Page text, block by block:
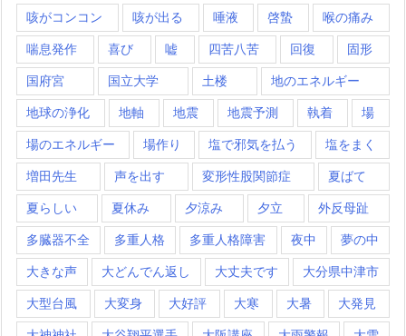
咳がコンコン 咳が出る 唾液 啓蟄 喉の痛み
喘息発作 喜び 嘘 四苦八苦 回復 固形
国府宮 国立大学 土楼 地のエネルギー
地球の浄化 地軸 地震 地震予測 執着 場
場のエネルギー 場作り 塩で邪気を払う 塩をまく
増田先生 声を出す 変形性股関節症 夏ばて
夏らしい 夏休み 夕涼み 夕立 外反母趾
多臓器不全 多重人格 多重人格障害 夜中 夢の中
大きな声 大どんでん返し 大丈夫です 大分県中津市
大型台風 大変身 大好評 大寒 大暑 大発見